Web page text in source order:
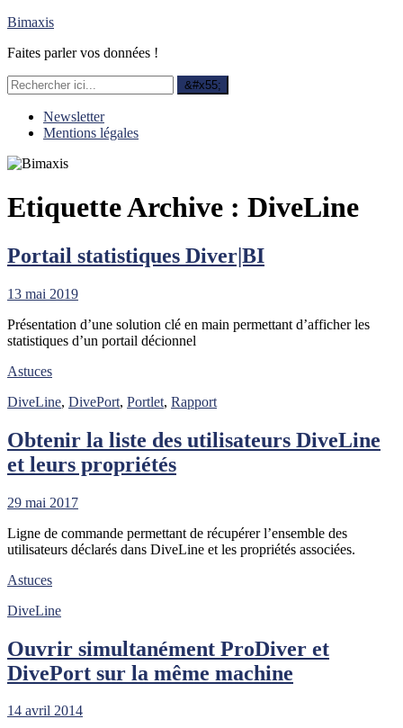
Bimaxis
Faites parler vos données !
Newsletter
Mentions légales
Etiquette Archive : DiveLine
Portail statistiques Diver|BI
13 mai 2019
Présentation d’une solution clé en main permettant d’afficher les
statistiques d’un portail décionnel
Astuces
DiveLine, DivePort, Portlet, Rapport
Obtenir la liste des utilisateurs DiveLine
et leurs propriétés
29 mai 2017
Ligne de commande permettant de récupérer l’ensemble des
utilisateurs déclarés dans DiveLine et les propriétés associées.
Astuces
DiveLine
Ouvrir simultanément ProDiver et
DivePort sur la même machine
14 avril 2014